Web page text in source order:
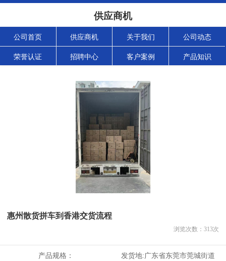
供应商机
公司首页 供应商机 关于我们 公司动态
荣誉认证 招聘中心 客户案例 产品知识
惠州散货拼车到香港交货流程
浏览次数： 313次
产品规格： 发货地:广东省东莞市莞城街道